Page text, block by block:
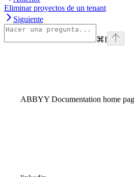
Eliminar proyectos de un tenant
Siguiente
⌘I
ABBYY Documentation home